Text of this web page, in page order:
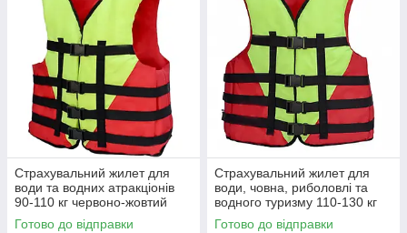
Страхувальний жилет для
води та водних атракціонів
90-110 кг червоно-жовтий
Готово до відправки
Страхувальний жилет для
води, човна, риболовлі та
водного туризму 110-130 кг
червоно-жовтий
Готово до відправки